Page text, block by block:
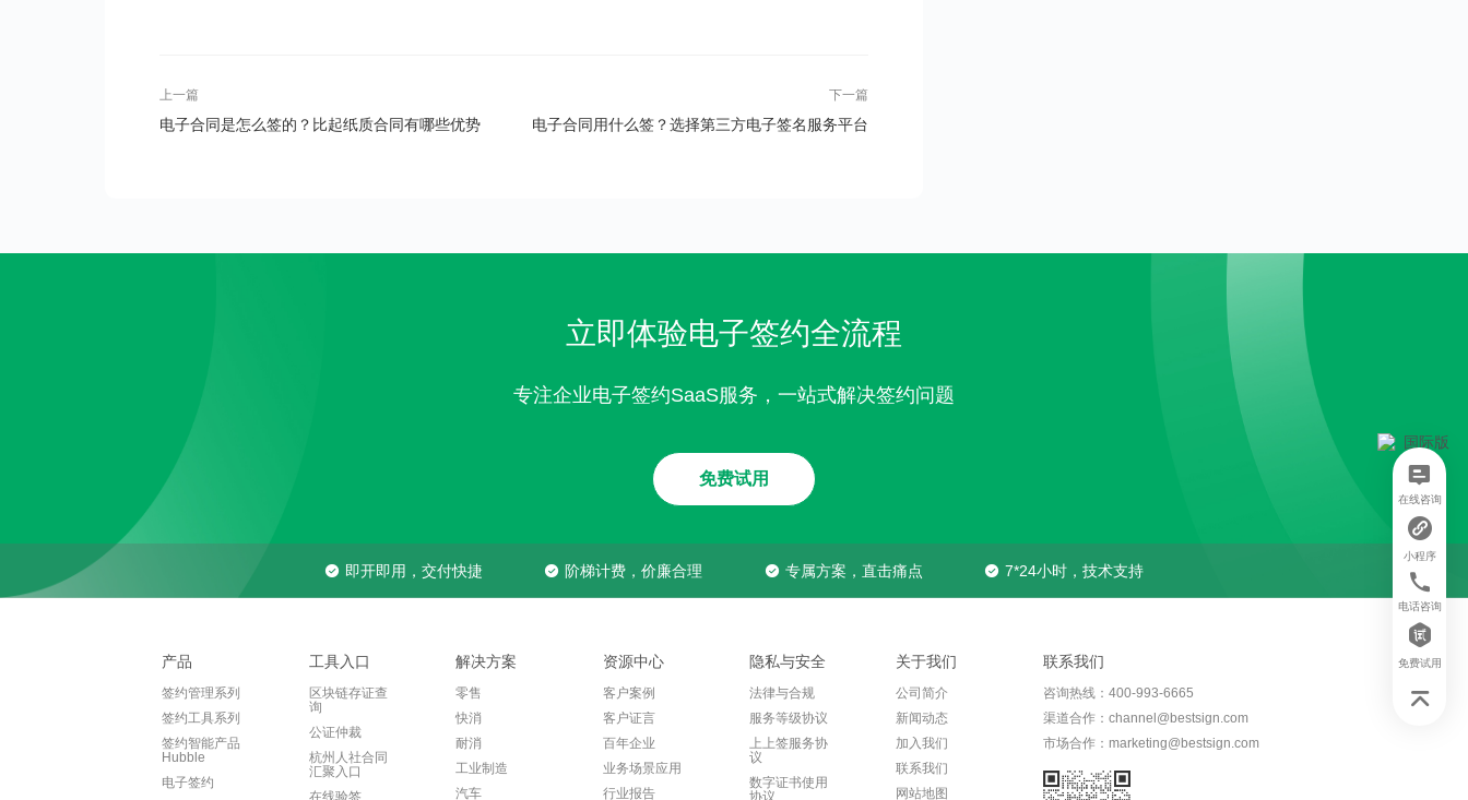
上一篇
电子合同是怎么签的？比起纸质合同有哪些优势
下一篇
电子合同用什么签？选择第三方电子签名服务平台
立即体验电子签约全流程
专注企业电子签约SaaS服务，一站式解决签约问题
免费试用
即开即用，交付快捷 阶梯计费，价廉合理 专属方案，直击痛点 7*24小时，技术支持
产品
签约管理系列
签约工具系列
签约智能产品
Hubble
电子签约
工具入口
区块链存证查
询
公证仲裁
杭州人社合同
汇聚入口
在线验签
解决方案
零售
快消
耐消
工业制造
汽车
资源中心
客户案例
客户证言
百年企业
业务场景应用
行业报告
隐私与安全
法律与合规
服务等级协议
上上签服务协
议
数字证书使用
协议
关于我们
公司简介
新闻动态
加入我们
联系我们
网站地图
联系我们
咨询热线：400-993-6665
渠道合作：channel@bestsign.com
市场合作：marketing@bestsign.com
在线咨询
小程序
电话咨询
免费试用